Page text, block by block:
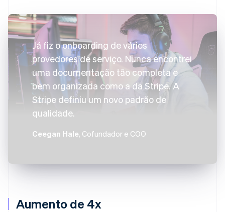
Aumento de 4x
Já fiz o onboarding de vários
provedores de serviço. Nunca encontrei
uma documentação tão completa e
bem organizada como a da Stripe. A
Stripe definiu um novo padrão de
qualidade.
Ceegan Hale, Cofundador e COO